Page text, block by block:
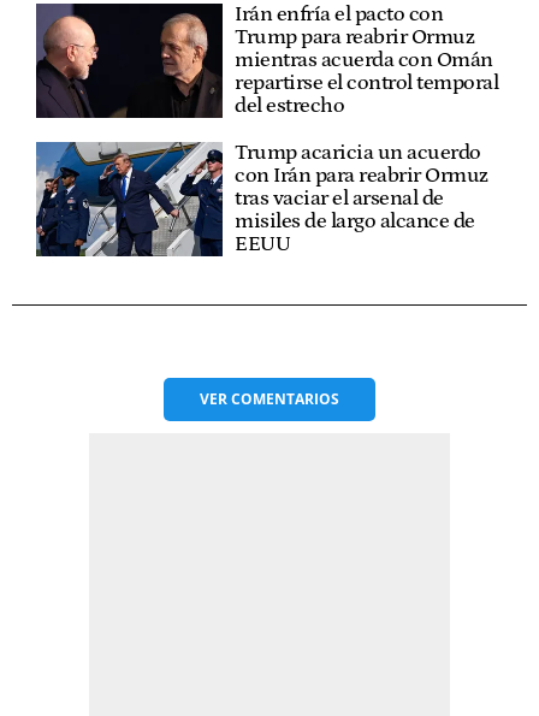
Irán enfría el pacto con
Trump para reabrir Ormuz
mientras acuerda con Omán
repartirse el control temporal
del estrecho
Trump acaricia un acuerdo
con Irán para reabrir Ormuz
tras vaciar el arsenal de
misiles de largo alcance de
EEUU
VERCOMENTARIOS